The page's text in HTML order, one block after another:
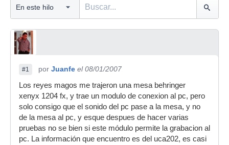
#1 por Juanfe el 08/01/2007
Los reyes magos me trajeron una mesa behringer
xenyx 1204 fx, y trae un modulo de conexion al pc, pero
solo consigo que el sonido del pc pase a la mesa, y no
de la mesa al pc, y esque despues de hacer varias
pruebas no se bien si este módulo permite la grabacion al
pc. La información que encuentro es del uca202, es casi